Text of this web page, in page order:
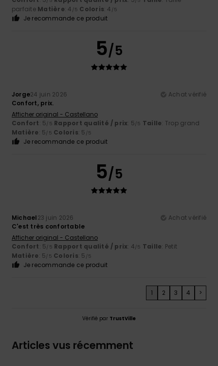
parfaite Matière: 4 /5 Coloris: 4 /5
Je recommande ce produit
5/5
Jorge24 juin 2026
Achat vérifié
Confort, prix.
Afficher original - Castellano
Confort: 5/5 Rapport qualité / prix: 5/5 Taille: Trop grand
Matière: 5/5 Coloris: 5 /5
Je recommande ce produit
5/5
Michael23 juin 2026
Achat vérifié
C'est très confortable
Afficher original - Castellano
Confort: 5/5 Rapport qualité / prix: 4/5 Taille: Petit
Matière: 5/5 Coloris: 5 /5
Je recommande ce produit
1 2 3 4 >
Vérifié par TrustVille
Articles vus récemment